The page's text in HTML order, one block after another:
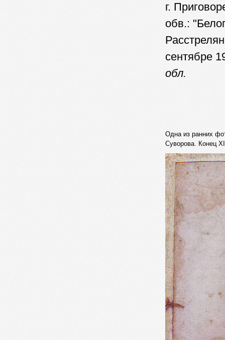
г.
обв.:
сентябре
обл.
Одна из ранних
Суворова. Конец